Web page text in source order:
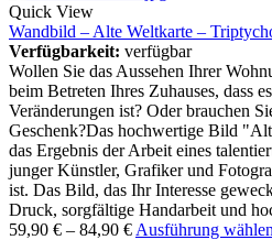
Quick View
Wandbild – Alte Weltkarte –
Verfügbarkeit: verfügbar
Wollen Sie das Aussehen Ihrer
beim Betreten Ihres Zuhauses, dass
Veränderungen ist? Oder brauchen
Geschenk?Das hochwertige Bild
das Ergebnis der Arbeit eines
junger Künstler, Grafiker und
ist. Das Bild, das Ihr Interesse
Druck, sorgfältige Handarbeit und
59,90 € – 84,90 € Ausführung wählen